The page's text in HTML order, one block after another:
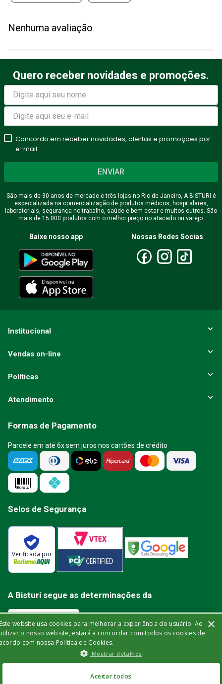
379,91no Pix
R$ 399,90 em até
Avalie o produto de 1 a 5
estrelas
★★ ★★★
Seu nome
Endereço de email
Escreva uma avaliação
Nenhuma avaliação
Quero receber novidades e promoções.
Concordo em receber novidades, ofertas e promoções por
e-mail.
ENVIAR
São mais de 30 anos de mercado e três lojas no Rio de Janeiro, A BISTURI é
especializada na comercialização de produtos médicos, hospitalares,
laboratoriais, segurança no trabalho, saúde e bem-estar e muitos outros. São
mais de 15.000 produtos com o melhor preço no atacado ou varejo.
Baixe nosso app Nossas Redes Socias
Institucional
Vendas on-line
Políticas
Atendimento
Formas de Pagamento
Parcele em até 6x sem juros nos cartões de crédito
Selos de Segurança
Verificada por
A Bisturi segue as determinações da
Bisturi Distribuidora de Material Hospitalar Ltda | Rua Miguel de Frias, 150 -
loja | Icaraí | Niterói - Rio de Janeiro | CEP: 24.220-003 | CNPJ: 32.561.144/0001-
03 | Insc. Est.: 84.147.982 | Telefone: (21) 2606-1709. © 2021 bisturi.com.br.
devem ser utilizadas para automedicação e não substituem, de forma
×
website usa cookies para melhorar a experiência do usuário. Ao
o nosso website, estará a concordar com todos os cookies de
com nossa Política de Cookies.
Mostrar detalhes
Aceitar todos